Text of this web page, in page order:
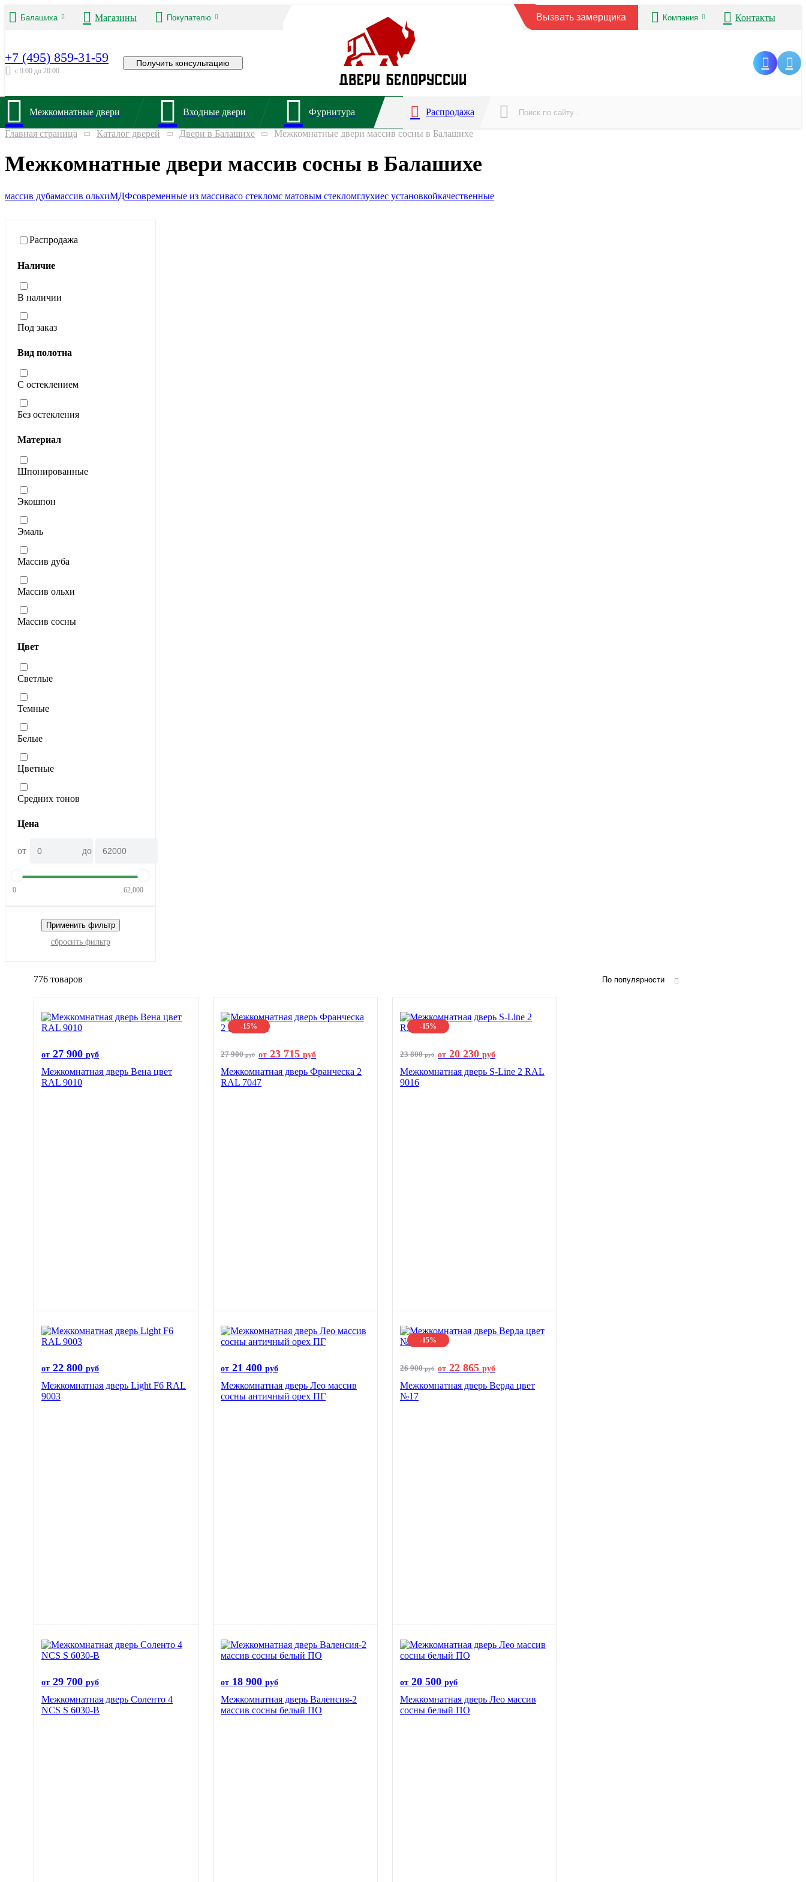
Балашиха Магазины Покупателю Вызвать замерщика Компания Контакты
+7 (495) 859-31-59
с 9:00 до 20:00
Получить консультацию
Межкомнатные двери Входные двери Фурнитура Распродажа
Главная страница Каталог дверей Двери в Балашихе Межкомнатные двери массив сосны в Балашихе
Межкомнатные двери массив сосны в Балашихе
массив дубамассив ольхиМДФсовременные из массивасо стекломс матовым стекломглухиес установкойкачественные
Распродажа
Наличие
В наличии
Под заказ
Вид полотна
С остеклением
Без остекления
Материал
Шпонированные
Экошпон
Эмаль
Массив дуба
Массив ольхи
Массив сосны
Цвет
Светлые
Темные
Белые
Цветные
Средних тонов
Цена
от до
0 62,000
Применить фильтр
сбросить фильтр
776 товаров По популярности
от 27 900 руб
Межкомнатная дверь Вена цвет
RAL 9010
-15%
27 900руб от 23 715 руб
Межкомнатная дверь Франческа 2
RAL 7047
-15%
23 800руб от 20 230 руб
Межкомнатная дверь S-Line 2 RAL
9016
от 22 800 руб
Межкомнатная дверь Light F6 RAL
9003
от 21 400 руб
Межкомнатная дверь Лео массив
сосны античный орех ПГ
-15%
26 900руб от 22 865 руб
Межкомнатная дверь Верда цвет
№17
от 29 700 руб
Межкомнатная дверь Соленто 4
NCS S 6030-B
от 18 900 руб
Межкомнатная дверь Валенсия-2
массив сосны белый ПО
от 20 500 руб
Межкомнатная дверь Лео массив
сосны белый ПО